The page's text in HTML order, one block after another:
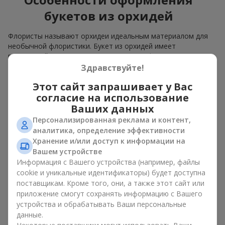
букетов из орхидей
Флористы называют орхидеи идеальным материалом для
необычной флористики. Букет из орхидей имеет
прекрасный вид как моно решение для оформления
помещений, а также как вариант микса с другими цветами,
который сохраняет свою выразительность в любом
формате.
Благодаря своей структуре орхидея позволяет создавать
композиции в классическом, минималистичном или
современном стиле. Букет из орхидей эффектно смотрится
как в камерных, так и в масштабных работах, а её
роскошные соцветия легко становятся центральным
элементом композиции. В зависимости от оформления и
сорта растений различается и цена на орхидеи. Учитывайте
это, прежде чем заказать букет из орхидей.
Кому дарят орхидеи?
Букет из орхидей универсален и может подойти любому. Их
Здравствуйте!
Этот сайт запрашивает у Вас
согласие на использование
Ваших данных
Персонализированная реклама и контент,
аналитика, определение эффективности
Хранение и/или доступ к информации на
Вашем устройстве
Информация с Вашего устройства (например, файлы
cookie и уникальные идентификаторы) будет доступна
поставщикам. Кроме того, они, а также этот сайт или
приложение смогут сохранять информацию с Вашего
устройства и обрабатывать Ваши персональные
данные.